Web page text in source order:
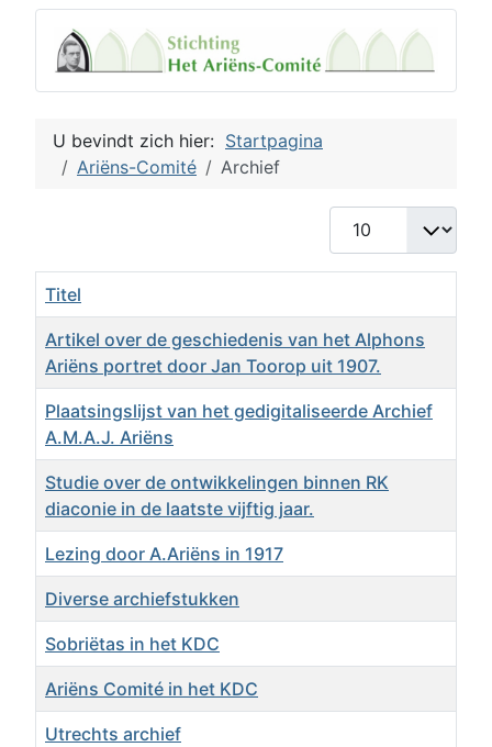
U bevindt zich hier: Startpagina
Ariëns-Comité
Archief
Toon #
Titel
Artikel over de geschiedenis van het Alphons
Ariëns portret door Jan Toorop uit 1907.
Plaatsingslijst van het gedigitaliseerde Archief
A.M.A.J. Ariëns
Studie over de ontwikkelingen binnen RK
diaconie in de laatste vijftig jaar.
Lezing door A.Ariëns in 1917
Diverse archiefstukken
Sobriëtas in het KDC
Ariëns Comité in het KDC
Utrechts archief